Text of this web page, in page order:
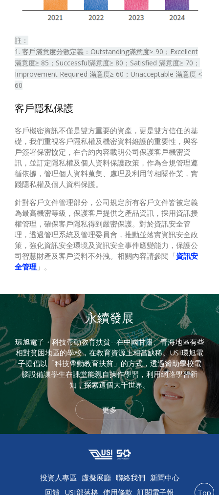
註：
1. 客戶滿意度分數定義：Outstanding滿意度≥ 90；Excellent
滿意度≥ 85；Successful滿意度≥ 80；Satisfied 滿意度≥ 70；
Improvement Required 滿意度≥ 60；Unacceptable 滿意度 <
60
客戶隱私保護
客戶機密資訊不僅是雙方重要的資產，更是雙方信任的基
礎，我們重視客戶隱私權及機密資料維護的重要性，與客
戶簽署保密協定，在合約內容載明公司保護客戶機密資
訊，並訂定隱私權及個人資料保護政策，作為合規管理遵
循依據，管理個人資料蒐集、處理及利用等相關作業，實
踐隱私權及個人資料保護。
針對客戶文件管理部分，公司規定所有客戶文件皆被定義
為最高機密等級，保護客戶提供之產品資訊，採用資訊授
權管理，確保客戶隱私得到嚴密保護。對於資訊安全管
理，透過管理系統及管理委員會，推動並落實資訊安全政
策，強化資訊安全環境及資訊安全事件應變能力，保護公
司智慧財產及客戶資料不外洩。相關內容請參閱「資訊安
全管理 」。
永續發展
環旭電子・科技帶動教育扶貧--在中國甘肅、青海地區有些
相對貧困地區的學校，在教育資源上相當缺稀。USI環旭電
子提倡以「科技帶動教育扶貧」的方式，透過贊助學校電
腦設備讓學生在課堂能親自操作學習，利用網路學習新
知，探索這個大千世界。
更多
投資人專區 虛擬展廳 聯絡我們 新聞中心
回饋 USI部落格 使用條款 訂閱電子報 Top